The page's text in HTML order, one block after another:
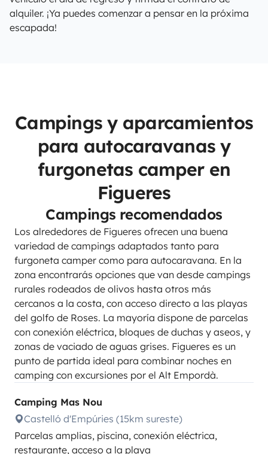
alquiler. ¡Ya puedes comenzar a pensar en la próxima
escapada!
Campings y aparcamientos
para autocaravanas y
furgonetas camper en
Figueres
Campings recomendados
Los alrededores de Figueres ofrecen una buena
variedad de campings adaptados tanto para
furgoneta camper como para autocaravana. En la
zona encontrarás opciones que van desde campings
rurales rodeados de olivos hasta otros más
cercanos a la costa, con acceso directo a las playas
del golfo de Roses. La mayoría dispone de parcelas
con conexión eléctrica, bloques de duchas y aseos, y
zonas de vaciado de aguas grises. Figueres es un
punto de partida ideal para combinar noches en
camping con excursiones por el Alt Empordà.
Camping Mas Nou
Castelló d'Empúries (15km sureste)
Parcelas amplias, piscina, conexión eléctrica,
restaurante, acceso a la playa